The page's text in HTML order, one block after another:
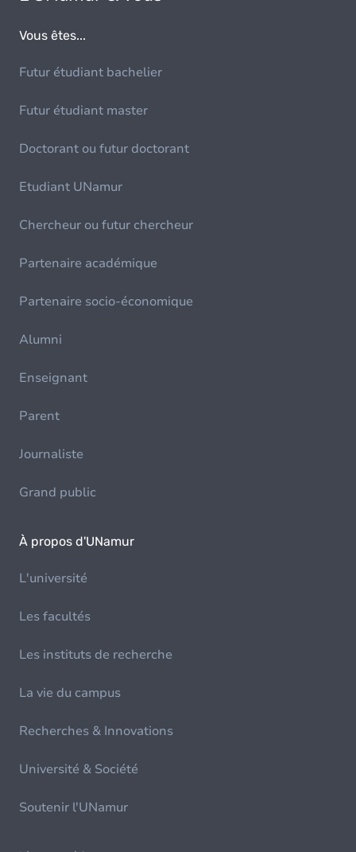
Vous êtes...
Futur étudiant bachelier
Futur étudiant master
Doctorant ou futur doctorant
Etudiant UNamur
Chercheur ou futur chercheur
Partenaire académique
Partenaire socio-économique
Alumni
Enseignant
Parent
Journaliste
Grand public
À propos d'UNamur
L'université
Les facultés
Les instituts de recherche
La vie du campus
Recherches & Innovations
Université & Société
Soutenir l'UNamur